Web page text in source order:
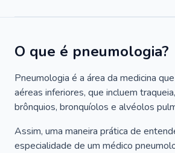
O que é pneumologia?
Pneumologia é a área da medicina
aéreas inferiores, que incluem
brônquios, bronquíolos e alvéolos
Assim, uma maneira prática de
especialidade de um médico